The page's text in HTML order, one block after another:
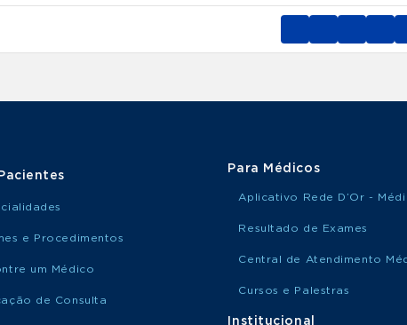
e Procedimentos
um Médico
de Consulta
Para Médicos
Aplicativo Rede D’Or -
Resultado de Exames
Central de Atendimento
Cursos e Palestras
Institucional